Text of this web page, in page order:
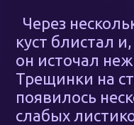
Через
куст блистал
он источал
Трещинки на
появилось
слабых